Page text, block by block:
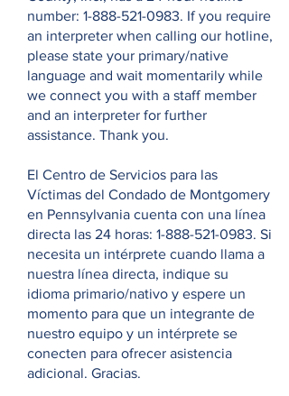
number: 1-888-521-0983. If you require
an interpreter when calling our hotline,
please state your primary/native
language and wait momentarily while
we connect you with a staff member
and an interpreter for further
assistance. Thank you.
El Centro de Servicios para las
Víctimas del Condado de Montgomery
en Pennsylvania cuenta con una línea
directa las 24 horas: 1-888-521-0983. Si
necesita un intérprete cuando llama a
nuestra línea directa, indique su
idioma primario/nativo y espere un
momento para que un integrante de
nuestro equipo y un intérprete se
conecten para ofrecer asistencia
adicional. Gracias.